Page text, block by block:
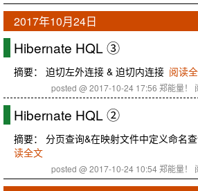
2017年10月24日
Hibernate HQL ③
摘要： 迫切左外连接 & 迫切内连接 阅读
posted @ 2017-10-24 17:56 郑能量！
Hibernate HQL ②
摘要： 分页查询&在映射文件中定义命名
读全文
posted @ 2017-10-24 10:54 郑能量！